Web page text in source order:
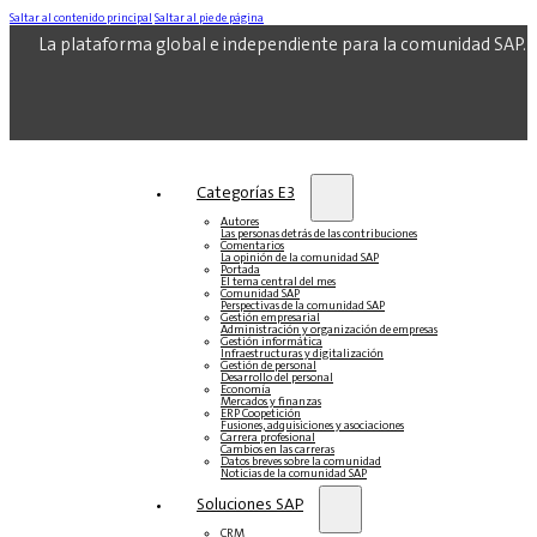
Saltar al contenido principal Saltar al pie de página
La plataforma global e independiente para la comunidad SAP.
Categorías E3
Autores
Las personas detrás de las contribuciones
Comentarios
La opinión de la comunidad SAP
Portada
El tema central del mes
Comunidad SAP
Perspectivas de la comunidad SAP
Gestión empresarial
Administración y organización de empresas
Gestión informática
Infraestructuras y digitalización
Gestión de personal
Desarrollo del personal
Economía
Mercados y finanzas
ERP Coopetición
Fusiones, adquisiciones y asociaciones
Carrera profesional
Cambios en las carreras
Datos breves sobre la comunidad
Noticias de la comunidad SAP
Soluciones‎‎ SAP
CRM